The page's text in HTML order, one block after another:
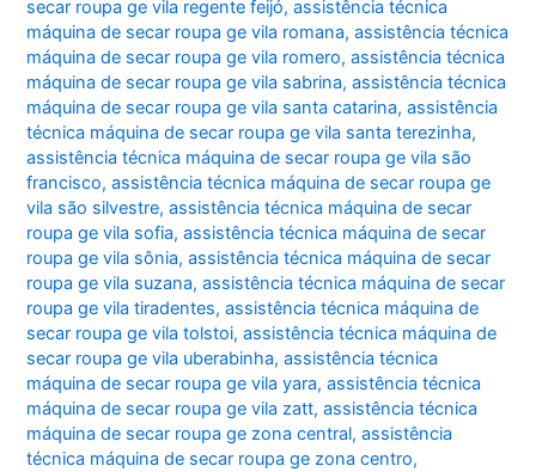
secar roupa ge vila regente feijó,assistência técnica
máquina de secar roupa ge vila romana,assistência técnica
máquina de secar roupa ge vila romero,assistência técnica
máquina de secar roupa ge vila sabrina,assistência técnica
máquina de secar roupa ge vila santa catarina,assistência
técnica máquina de secar roupa ge vila santa terezinha,
assistência técnica máquina de secar roupa ge vila são
francisco,assistência técnica máquina de secar roupa ge
vila são silvestre,assistência técnica máquina de secar
roupa ge vila sofia,assistência técnica máquina de secar
roupa ge vila sônia,assistência técnica máquina de secar
roupa ge vila suzana,assistência técnica máquina de secar
roupa ge vila tiradentes,assistência técnica máquina de
secar roupa ge vila tolstoi,assistência técnica máquina de
secar roupa ge vila uberabinha,assistência técnica
máquina de secar roupa ge vila yara,assistência técnica
máquina de secar roupa ge vila zatt,assistência técnica
máquina de secar roupa ge zona central,assistência
técnica máquina de secar roupa ge zona centro,